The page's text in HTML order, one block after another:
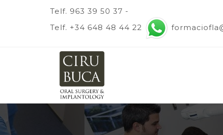
Telf. 963 39 50 37 -
Telf. +34 648 48 44 22